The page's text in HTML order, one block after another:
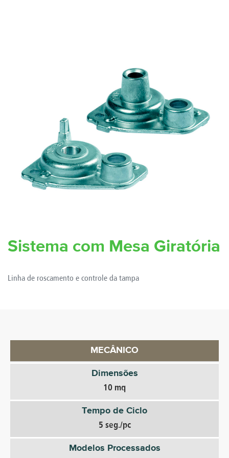
Sistema com Mesa Giratória
Linha de roscamento e controle da tampa
MECÂNICO
Dimensões
10 mq
Tempo de Ciclo
5 seg./pc
Modelos Processados